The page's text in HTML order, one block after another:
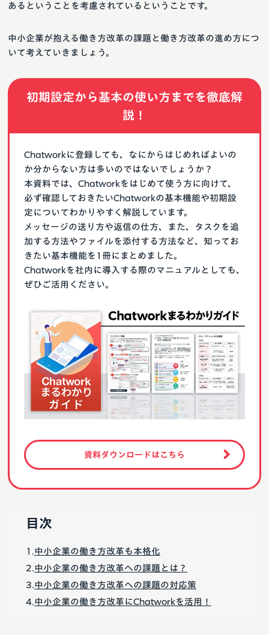
中小企業が抱える働き方改革の課題と働き方改革の進め方につ
いて考えていきましょう。
あるということを考慮されているということです。
初期設定から基本の使い方までを徹底解
説！
Chatworkに登録しても、なにからはじめればよいの
か分からない方は多いのではないでしょうか？
本資料では、Chatworkをはじめて使う方に向けて、
必ず確認しておきたいChatworkの基本機能や初期設
定についてわかりやすく解説しています。
メッセージの送り方や返信の仕方、また、タスクを追
加する方法やファイルを添付する方法など、知ってお
きたい基本機能を1冊にまとめました。
Chatworkを社内に導入する際のマニュアルとしても、
ぜひご活用ください。
資料ダウンロードはこちら
目次
中小企業の働き方改革も本格化
中小企業の働き方改革への課題とは？
中小企業の働き方改革への課題の対応策
中小企業の働き方改革にChatworkを活用！